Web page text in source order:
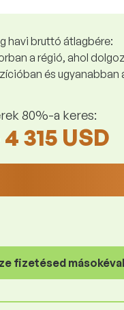
havi bruttó átlagbére:
a régió, ahol
és ugyanabban
80%-a keres:
4 315 USD
fizetésed